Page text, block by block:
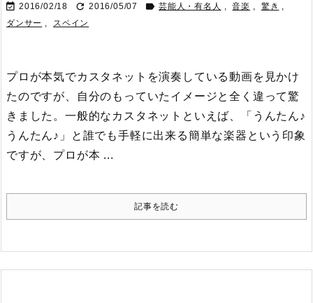
 2016/02/18  2016/05/07  芸能人・有名人 , 音楽 , 驚き ,
ダンサー , スペイン
プロが本気でカスタネットを演奏している動画を見かけ
たのですが、自分のもっていたイメージと全く違って驚
きました。 一般的なカスタネットといえば、「うんたん♪
うんたん♪」と誰でも手軽に出来る簡単な楽器という印象
ですが、プロが本 ...
記事を読む